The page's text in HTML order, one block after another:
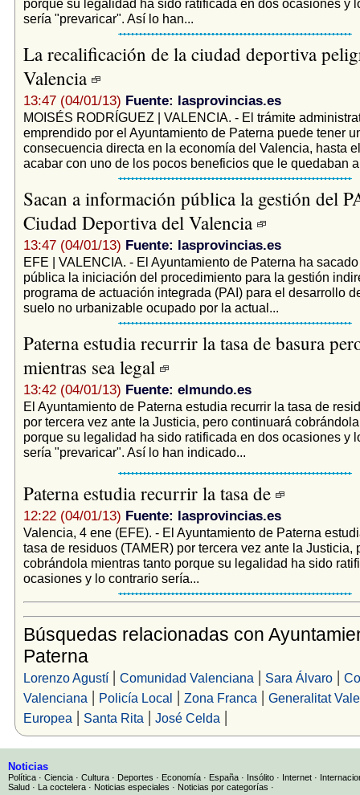
porque su legalidad ha sido ratificada en dos ocasiones y
sería "prevaricar". Así lo han...
La recalificación de la ciudad deportiva
Valencia
13:47 (04/01/13) Fuente: lasprovincias.es
MOISÉS RODRÍGUEZ | VALENCIA. - El trámite
emprendido por el Ayuntamiento de Paterna puede tener
consecuencia directa en la economía del Valencia, hasta
acabar con uno de los pocos beneficios que le quedaban
Sacan a información pública la gestión del
Ciudad Deportiva del Valencia
13:47 (04/01/13) Fuente: lasprovincias.es
EFE | VALENCIA. - El Ayuntamiento de Paterna ha
pública la iniciación del procedimiento para la gestión
programa de actuación integrada (PAI) para el desarrollo
suelo no urbanizable ocupado por la actual...
Paterna estudia recurrir la tasa de basura
mientras sea legal
13:42 (04/01/13) Fuente: elmundo.es
El Ayuntamiento de Paterna estudia recurrir la tasa de
por tercera vez ante la Justicia, pero continuará
porque su legalidad ha sido ratificada en dos ocasiones y
sería "prevaricar". Así lo han indicado...
Paterna estudia recurrir la tasa de
12:22 (04/01/13) Fuente: lasprovincias.es
Valencia, 4 ene (EFE). - El Ayuntamiento de Paterna
tasa de residuos (TAMER) por tercera vez ante la Justicia,
cobrándola mientras tanto porque su legalidad ha sido
ocasiones y lo contrario sería...
Búsquedas relacionadas con
Paterna
Lorenzo Agustí| Comunidad Valenciana | Sara Álvaro|
Valenciana | Policía Local | Zona Franca | Generalitat
Europea | Santa Rita | José Celda |
Noticias
Política · Ciencia · Cultura · Deportes · Economía · España · Insólito · Internet ·
Salud · La coctelera · Noticias especiales · Noticias por categorías ·